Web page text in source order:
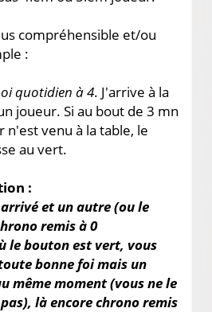
compréhensible et/ou
:
quotidien à 4. J'arrive à la
joueur. Si au bout de 3 mn
n'est venu à la table, le
au vert.
:
et un autre (ou le
remis à 0
le bouton est vert, vous
bonne foi mais un
même moment (vous ne le
là encore chrono remis